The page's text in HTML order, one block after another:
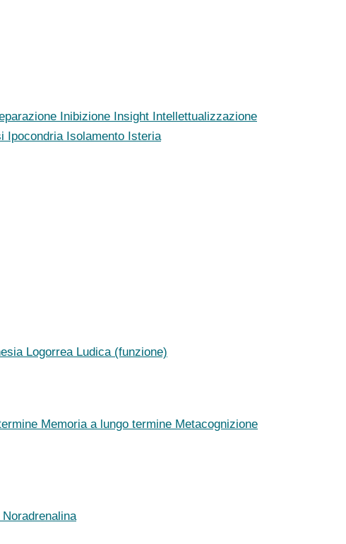
Inibizione Insight Intellettualizzazione
Ipocondria Isolamento Isteria
Logorrea Ludica (funzione)
Memoria a lungo termine Metacognizione
Noradrenalina